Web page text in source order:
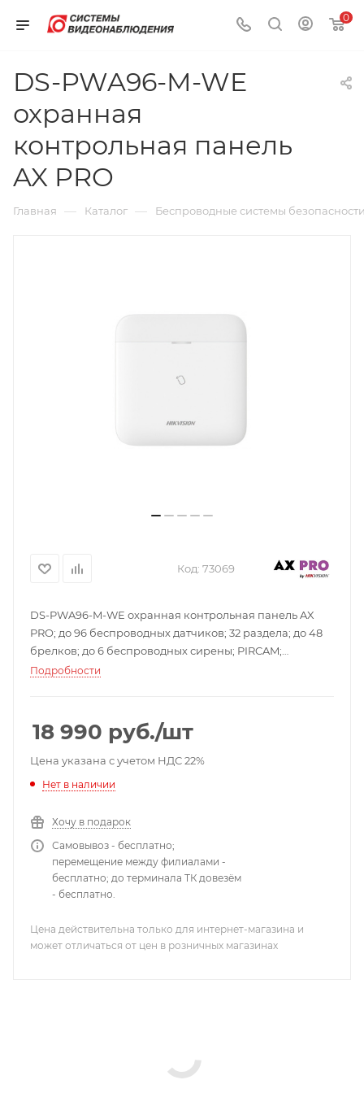
0
DS-PWA96-M-WE
охранная
контрольная панель
AX PRO
Главная — Каталог — Беспроводные системы
Код: 73069
DS-PWA96-M-WE охранная контрольная панель AX
PRO; до 96 беспроводных датчиков; 32 раздела; до 48
брелков; до 6 беспроводных сирены; PIRCAM;
встроенный LAN и WI-FI, 3G/4G, 2 SIM; 868МГц
поддержка до 4-х каналов видео; встроенный
считыватель; Web интерфейс; ISUP 5.0; ISAPI; SIA-DC09
протокол, Contact-ID, SIA-DCS; AC 220-240В; до
размер 170×170×38мм; пластик; Mifare карты в
Подробности
18 990 руб./шт
Цена указана с учетом НДС 22%
Нет в наличии
Хочу в подарок
Самовывоз - бесплатно;
перемещение между филиалами -
бесплатно; до терминала ТК довезём
- бесплатно.
Цена действительна только для интернет-магазина и
может отличаться от цен в розничных магазинах